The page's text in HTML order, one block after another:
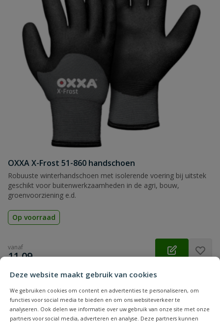
Deze website maakt gebruik van cookies
We gebruiken cookies om content en advertenties te personaliseren, om
functies voor social media te bieden en om ons websiteverkeer te
analyseren. Ook delen we informatie over uw gebruik van onze site met onze
partners voor social media, adverteren en analyse. Deze partners kunnen
OXXA X-Frost 51-860 handschoen
Robuuste winterhandschoen met isolerende voering bij uitstek
geschikt voor buitenwerkzaamheden in de agri, bouw,
groenvoorziening e.d.
Op voorraad
vanaf
€
11,09